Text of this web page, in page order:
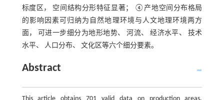
标度区， 空间结构分形特征显著； ④产地空间分布格局
的影响因素可归纳为自然地理环境与人文地理环境两方
面， 可进一步细分为地形地势、 河流、 经济水平、 技术
水平、 人口分布、 文化区等六个细分要素。
Abstract